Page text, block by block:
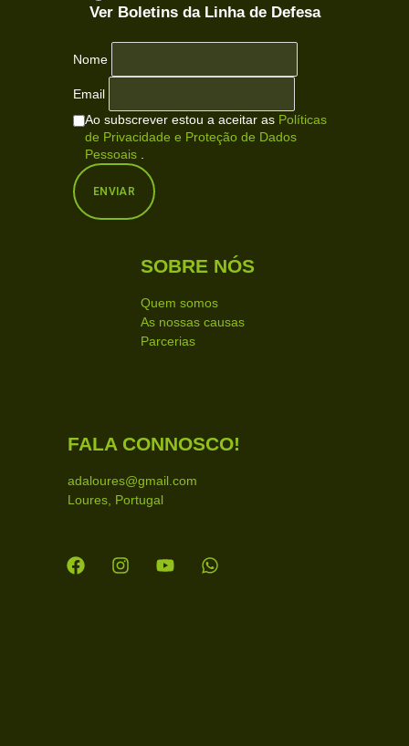
Ver Boletins da Linha de Defesa
Nome
Email
Ao subscrever estou a aceitar as Políticas
de Privacidade e Proteção de Dados
Pessoais
SOBRE NÓS
Quem somos
As nossas causas
Parcerias
FALA CONNOSCO!
adaloures@gmail.com
Loures, Portugal